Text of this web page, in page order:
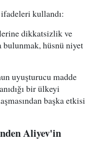
ifadeleri kullandı:
dikkatsizlik ve
bulunmak, hüsnü niyet
uyuşturucu madde
bir ülkeyi
başka etkisi
Aliyev'in